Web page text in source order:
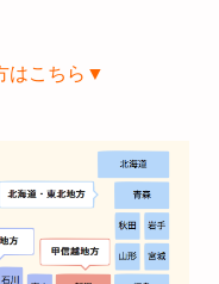
はこちら▼